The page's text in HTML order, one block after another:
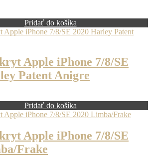
Pridať do košíka
Apple iPhone 7/8/SE
Patent Anigre
Pridať do košíka
Apple iPhone 7/8/SE
Frake